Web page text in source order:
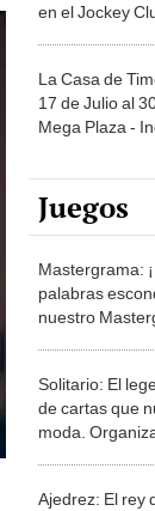
en el Jockey
La Casa de
17 de Julio al
Mega Plaza -
Juegos
Mastergrama:
palabras
nuestro
Solitario: El
de cartas que
moda.
Ajedrez: El rey